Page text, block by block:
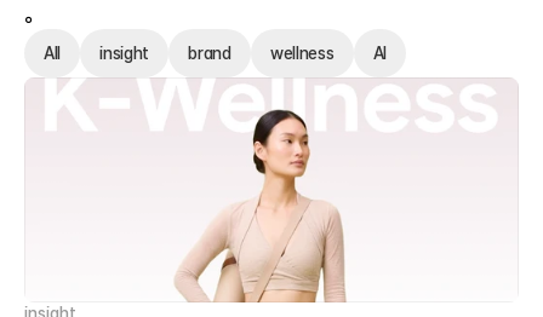
。
All insight brand wellness AI